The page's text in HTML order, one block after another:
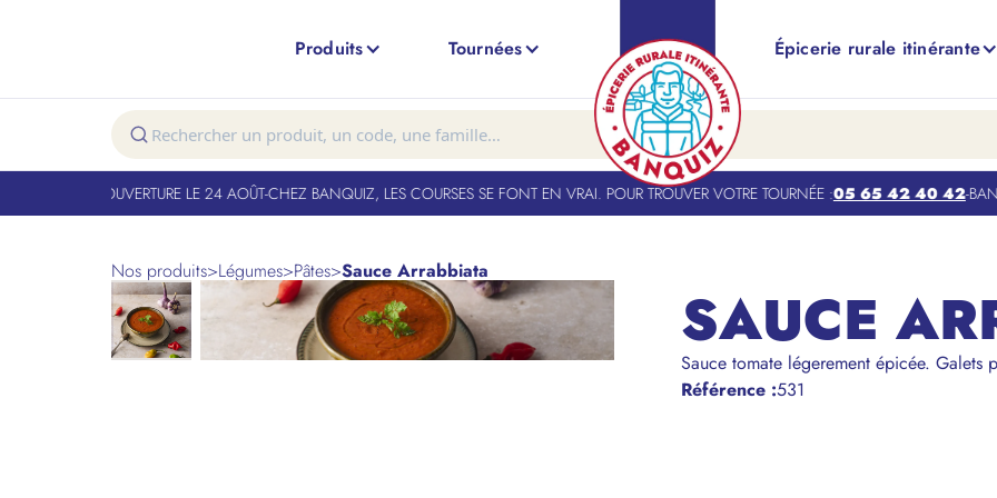
Produits Tournées Épicerie rurale itinérante
FERMÉ. RÉOUVERTURE LE 24 AOÛT-CHEZ BANQUIZ, LES COURSES SE FONT EN VRAI. POUR TROUVER VOTRE TOURNÉE :05 65 42 40 42-
Nos produits>Légumes>Pâtes>Sauce Arrabbiata
SAUCE
Sauce tomate légerement épicée. Galets
Référence :531